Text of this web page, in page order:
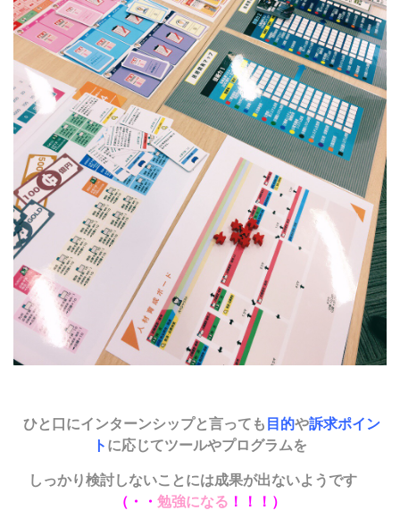
ひと口にインターンシップと言っても 目的や訴求ポイン
ト に応じてツールやプログラムを
しっかり検討しないことには成果が出ないようです
（・・ 勉強になる ！！！）